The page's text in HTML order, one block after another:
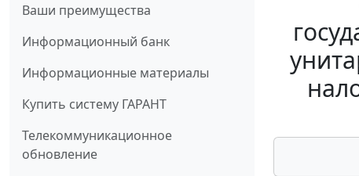
Ваши преимущества
Информационный банк
Информационные материалы
Купить систему ГАРАНТ
Телекоммуникационное
обновление